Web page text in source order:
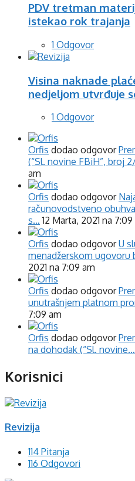
PDV tretman
istekao rok trajanja
1 Odgovor
Visina naknade
nedjeljom utvrđuje
1 Odgovor
Orfis dodao odgovor
(“Sl. novine FBiH”, broj
am
Orfis dodao odgovor
računovodstveno
s… 12 Marta, 2021 na 7:09
Orfis dodao odgovorU
menadžerskom ugovoru
2021 na 7:09 am
Orfis dodao odgovor
unutrašnjem platnom
7:09 am
Orfis dodao odgovor
na dohodak (“Sl. novine…
Korisnici
Revizija
114 Pitanja
116 Odgovori